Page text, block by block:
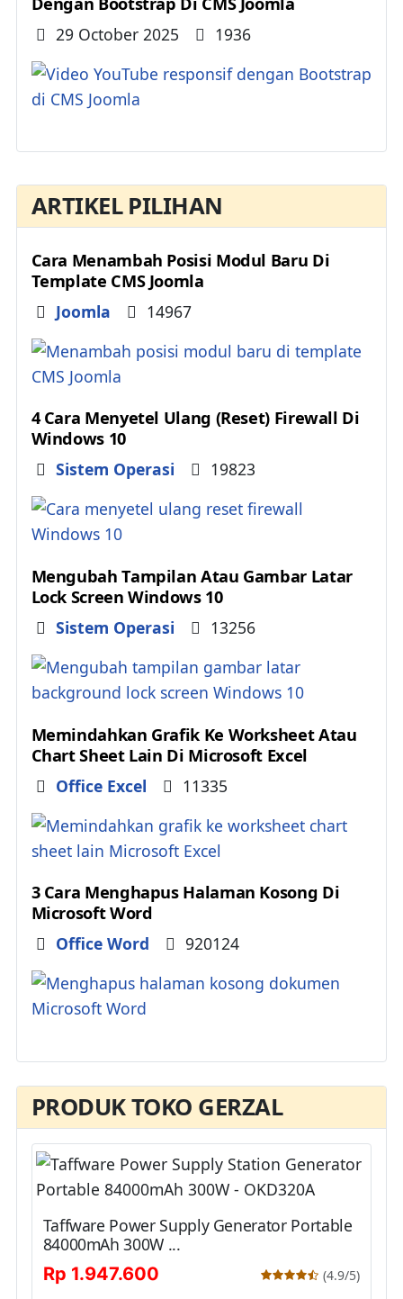
ARTIKEL PILIHAN
Cara Menambah Posisi Modul Baru Di
Template CMS Joomla
Details
Joomla 14967
4 Cara Menyetel Ulang (Reset) Firewall Di
Windows 10
Details
Sistem Operasi 19823
Mengubah Tampilan Atau Gambar Latar
Lock Screen Windows 10
Details
Sistem Operasi 13256
Memindahkan Grafik Ke Worksheet Atau
Chart Sheet Lain Di Microsoft Excel
Details
Office Excel 11335
3 Cara Menghapus Halaman Kosong Di
Microsoft Word
Details
Office Word 920124
Details
29 October 2025 1936
PRODUK TOKO GERZAL
Taffware Power Supply Generator Portable
84000mAh 300W ...
Rp 1.947.600
(4.9/5)